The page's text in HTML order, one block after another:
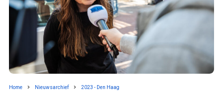
Home Nieuwsarchief 2023 - Den Haag